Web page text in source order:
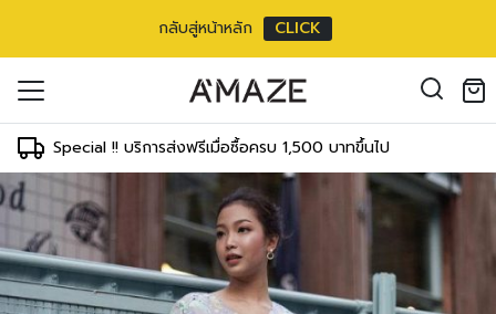
กลับสู่หน้าหลัก CLICK
Special !! บริการส่งฟรีเมื่อซื้อครบ 1,500 บาทขึ้นไป
WAIST
HIPS
62-66 cm
26-27 inch
86-91 cm
35-37 inch
67-71 cm
28-29 inch
92-96 cm
38-39 inch
72-76 cm
30-31 inch
97-100 cm
40-41 inch
in the cart.
address*
Log in
คุณเพื่อรองรับประสบการณ์การใช้งาน
ชี รวมถึงจุดประสงค์อื่นๆ ตาม